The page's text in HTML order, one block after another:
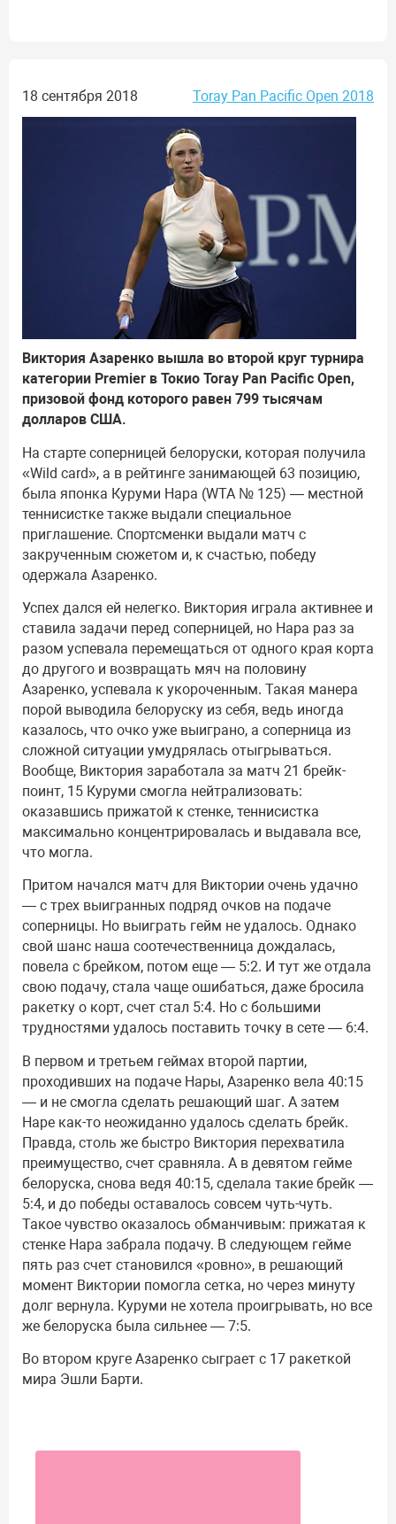
18 сентября 2018 Toray Pan Pacific Open 2018
Виктория Азаренко вышла во второй круг турнира
категории Premier в Токио Toray Pan Pacific Open,
призовой фонд которого равен 799 тысячам
долларов США.
На старте соперницей белоруски, которая получила
«Wild card», а в рейтинге занимающей 63 позицию,
была японка Куруми Нара (WTA № 125) — местной
теннисистке также выдали специальное
приглашение. Спортсменки выдали матч с
закрученным сюжетом и, к счастью, победу
одержала Азаренко.
Успех дался ей нелегко. Виктория играла активнее и
ставила задачи перед соперницей, но Нара раз за
разом успевала перемещаться от одного края корта
до другого и возвращать мяч на половину
Азаренко, успевала к укороченным. Такая манера
порой выводила белоруску из себя, ведь иногда
казалось, что очко уже выиграно, а соперница из
сложной ситуации умудрялась отыгрываться.
Вообще, Виктория заработала за матч 21 брейк-
поинт, 15 Куруми смогла нейтрализовать:
оказавшись прижатой к стенке, теннисистка
максимально концентрировалась и выдавала все,
что могла.
Притом начался матч для Виктории очень удачно
— с трех выигранных подряд очков на подаче
соперницы. Но выиграть гейм не удалось. Однако
свой шанс наша соотечественница дождалась,
повела с брейком, потом еще — 5:2. И тут же отдала
свою подачу, стала чаще ошибаться, даже бросила
ракетку о корт, счет стал 5:4. Но с большими
трудностями удалось поставить точку в сете — 6:4.
В первом и третьем геймах второй партии,
проходивших на подаче Нары, Азаренко вела 40:15
— и не смогла сделать решающий шаг. А затем
Наре как-то неожиданно удалось сделать брейк.
Правда, столь же быстро Виктория перехватила
преимущество, счет сравняла. А в девятом гейме
белоруска, снова ведя 40:15, сделала такие брейк —
5:4, и до победы оставалось совсем чуть-чуть.
Такое чувство оказалось обманчивым: прижатая к
стенке Нара забрала подачу. В следующем гейме
пять раз счет становился «ровно», в решающий
момент Виктории помогла сетка, но через минуту
долг вернула. Куруми не хотела проигрывать, но все
же белоруска была сильнее — 7:5.
Во втором круге Азаренко сыграет с 17 ракеткой
мира Эшли Барти.